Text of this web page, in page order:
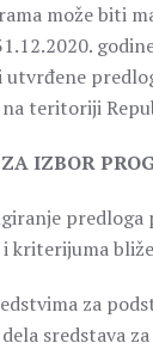
može biti
utvrđene
teritoriji
IZBOR
predloga
kriterijuma
za
sredstava